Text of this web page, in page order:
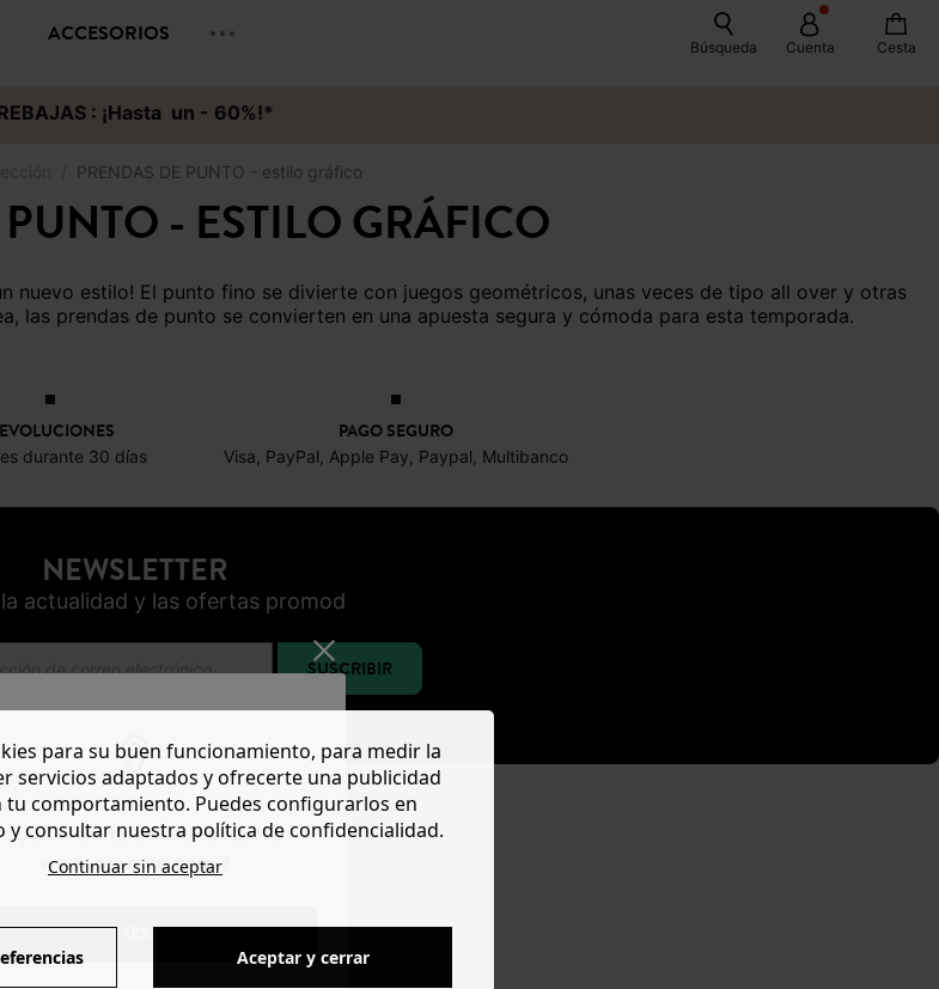
you want to be redirected to
www.promod.com ?
ACCESORIOS Búsqueda Cuenta Cesta
REBAJAS : ¡Hasta un - 60%!*
PRENDAS DE PUNTO - estilo gráfico
- ESTILO GRÁFICO
las prendas de punto se convierten en una apuesta segura y cómoda para esta temporada.
durante 30 días
PAGO SEGURO
Visa, PayPal, Apple Pay, Paypal, Multibanco
NEWSLETTER
actualidad y las ofertas promod
SUSCRIBIR
para su buen funcionamiento, para medir la
servicios adaptados y ofrecerte una publicidad
tu comportamiento. Puedes configurarlos en
consultar nuestra política de confidencialidad.
Continuar sin aceptar
Aceptar y cerrar